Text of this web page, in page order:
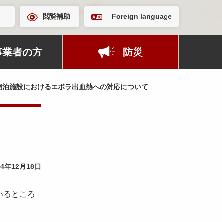
閲覧補助 Foreign language
業者の方 防災
泊施設におけるエボラ出血熱への対応について
年12月18日
るところ